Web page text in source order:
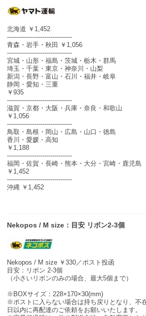
北海道 ￥1,452
---------------------------------
青森・岩手・秋田 ￥1,056
---------------------------------
宮城・山形・福島・茨城・栃木・群馬
埼玉・千葉・東京・神奈川・山梨
新潟・長野・富山・石川・福井・岐阜
静岡・愛知・三重
￥935
---------------------------------
滋賀・京都・大阪・兵庫・奈良・和歌山
￥1,056
---------------------------------
鳥取・島根・岡山・広島・山口・徳島
香川・愛媛・高知
￥1,188
---------------------------------
福岡・佐賀・長崎・熊本・大分・宮崎・鹿児島
￥1,452
---------------------------------
沖縄 ￥1,452
Nekopos / M size：目安 リボン2-3個
Nekopos / M size ￥330／ポスト投函
目安：リボン 2-3個
（小さいリボンのみの場合、最大5個まで）
※BOXサイズ：228×170×30(mm)
※ポストに入らない場合は持ち戻りとなり、不
日以内に再配達のご依頼をお願いいたします。